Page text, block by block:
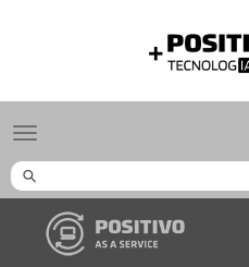
Tecnologia
Toggle
navigation